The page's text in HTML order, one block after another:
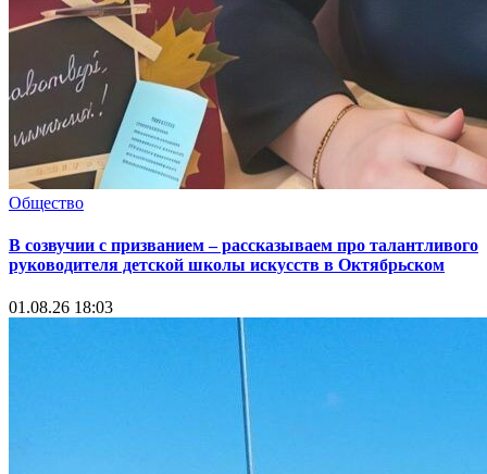
Общество
В созвучии с призванием – рассказываем про талантливого
руководителя детской школы искусств в Октябрьском
01.08.26 18:03